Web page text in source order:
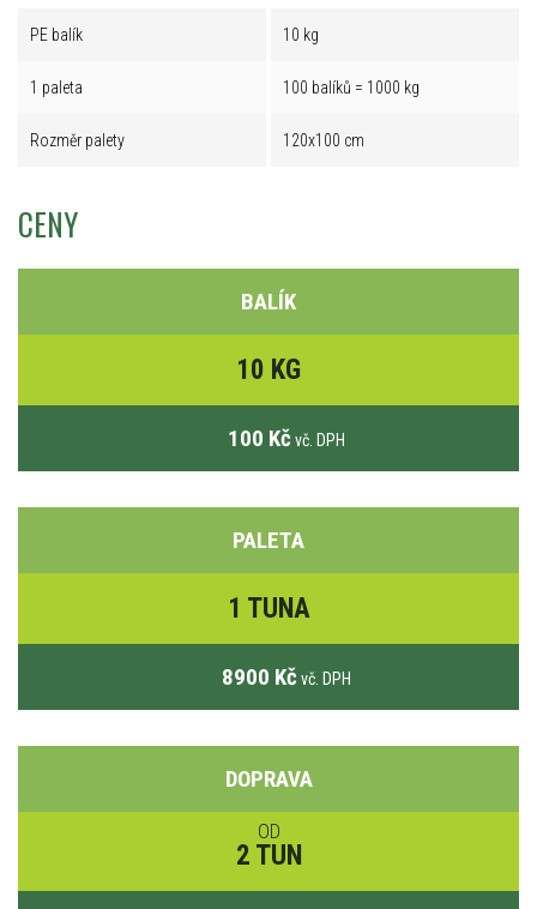
PE balík 10 kg
1 paleta 100 balíků = 1000 kg
Rozměr palety 120x100 cm
CENY
BALÍK
10 KG
100 Kč vč. DPH
PALETA
1 TUNA
8900 Kč vč. DPH
DOPRAVA
OD
2 TUN